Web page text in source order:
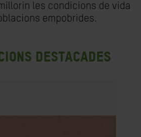
les condicions de vida
empobrides.
destacades